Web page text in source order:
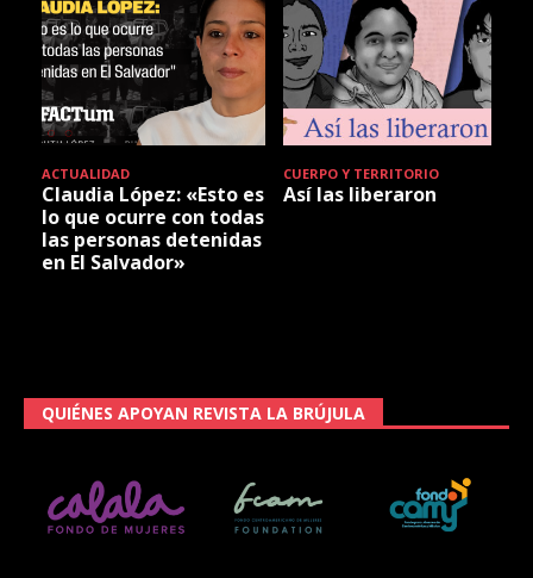
ACTUALIDAD
Claudia López: «Esto es
lo que ocurre con todas
las personas detenidas
en El Salvador»
CUERPO Y TERRITORIO
Así las liberaron
QUIÉNES APOYAN REVISTA LA BRÚJULA